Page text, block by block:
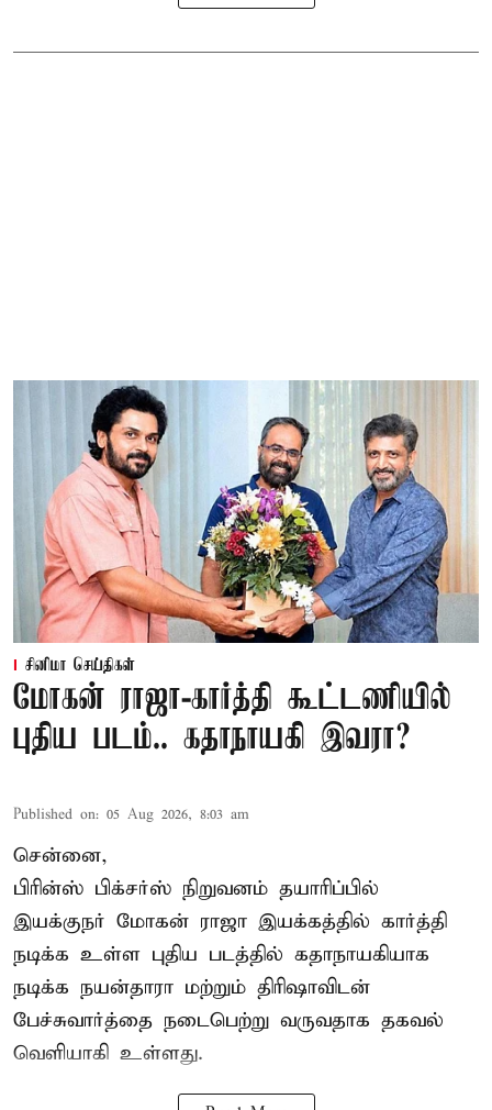
சினிமா செய்திகள்
மோகன் ராஜா-கார்த்தி கூட்டணியில்
புதிய படம்.. கதாநாயகி இவரா?
Published on: 05 Aug 2026, 8:03 am
சென்னை,
பிரின்ஸ் பிக்சர்ஸ் நிறுவனம் தயாரிப்பில்
இயக்குநர் மோகன் ராஜா இயக்கத்தில் கார்த்தி
நடிக்க உள்ள புதிய படத்தில் கதாநாயகியாக
நடிக்க நயன்தாரா மற்றும் திரிஷாவிடன்
பேச்சுவார்த்தை நடைபெற்று வருவதாக தகவல்
வெளியாகி உள்ளது.